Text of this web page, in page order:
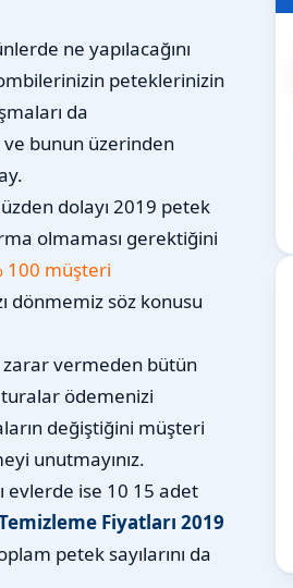
ne yapılacağını
peteklerinizin
da
bunun üzerinden
dolayı 2019 petek
olmaması gerektiğini
100 müşteri
dönmemiz söz konusu
vermeden bütün
ödemenizi
değiştiğini müşteri
unutmayınız.
evlerde ise 10 15 adet
Fiyatları 2019
petek sayılarını da